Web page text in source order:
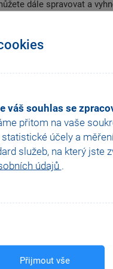
váš souhlas se
přitom na vaše
účely a
služeb, na který jste
údajů .
Přijmout vše
dále spravovat a
pomocí seznamu textů,
kategorie